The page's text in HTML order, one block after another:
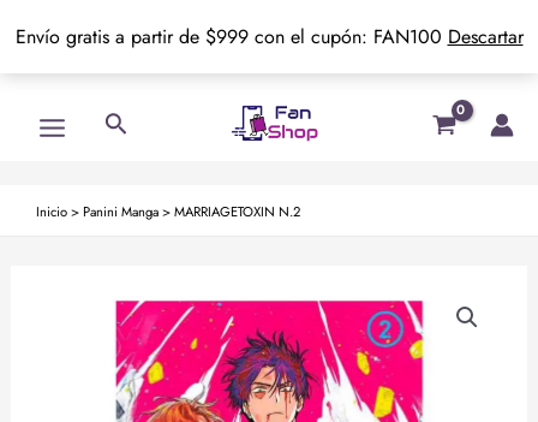
Envío gratis a partir de $999 con el cupón: FAN100 Descartar
Menu
Buscar
Inicio> Panini Manga>MARRIAGETOXIN N.2